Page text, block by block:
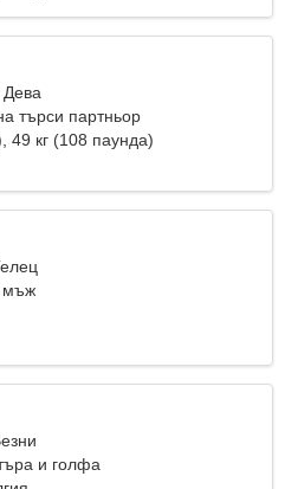
търси партньор
49 кг (108 паунда)
мъж
и голфа